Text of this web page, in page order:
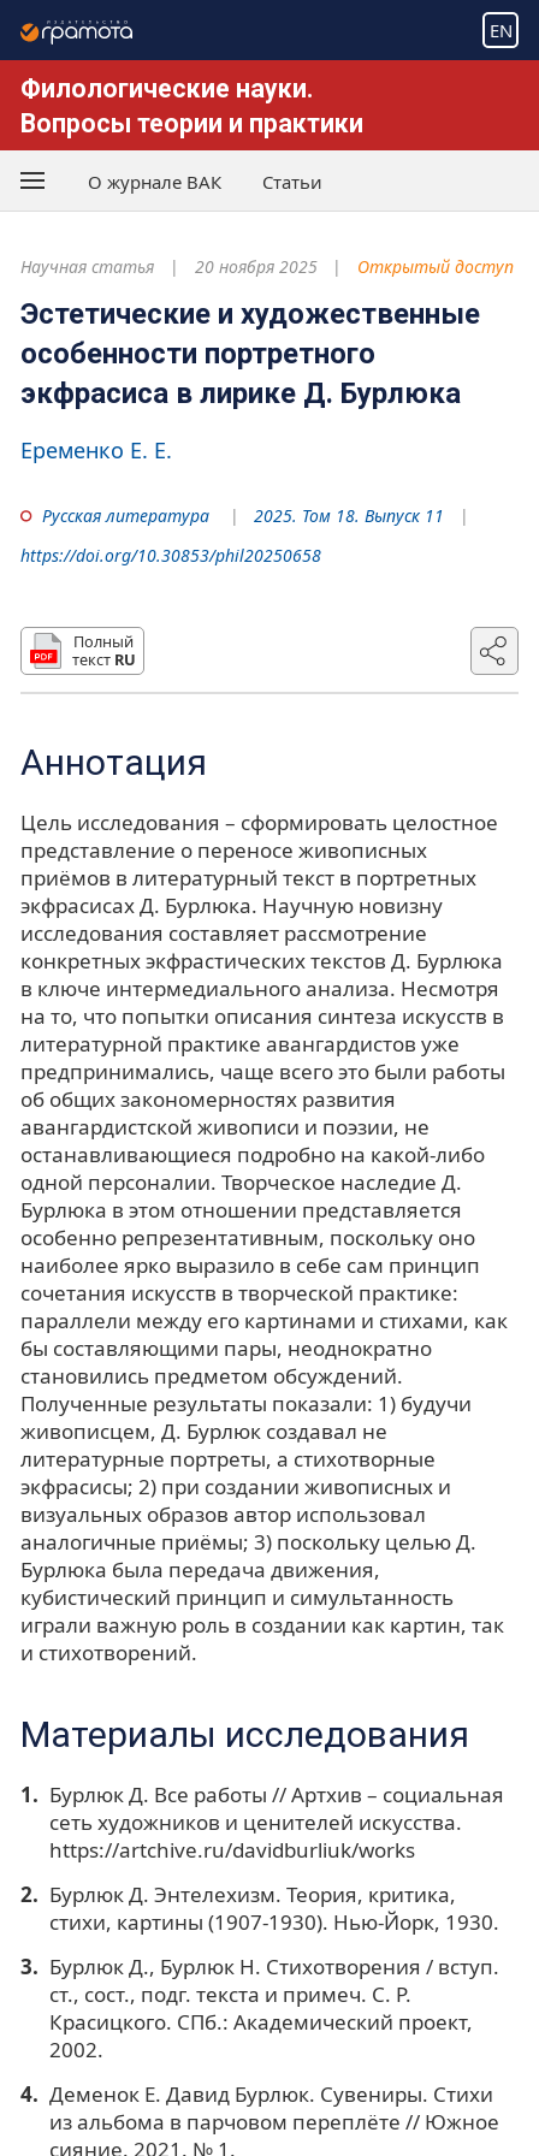
EN
Филологические науки.
Вопросы теории и практики
О журнале ВАК Статьи
Научная статья 20 ноября 2025 Открытый доступ
Эстетические и художественные
особенности портретного
экфрасиса в лирике Д. Бурлюка
Еременко Е. Е.
Русская литература
2025. Том 18. Выпуск 11
https://doi.org/10.30853/phil20250658
Полный
текст RU
Аннотация
Цель исследования – сформировать целостное
представление о переносе живописных
приёмов в литературный текст в портретных
экфрасисах Д. Бурлюка. Научную новизну
исследования составляет рассмотрение
конкретных экфрастических текстов Д. Бурлюка
в ключе интермедиального анализа. Несмотря
на то, что попытки описания синтеза искусств в
литературной практике авангардистов уже
предпринимались, чаще всего это были работы
об общих закономерностях развития
авангардистской живописи и поэзии, не
останавливающиеся подробно на какой-либо
одной персоналии. Творческое наследие Д.
Бурлюка в этом отношении представляется
особенно репрезентативным, поскольку оно
наиболее ярко выразило в себе сам принцип
сочетания искусств в творческой практике:
параллели между его картинами и стихами, как
бы составляющими пары, неоднократно
становились предметом обсуждений.
Полученные результаты показали: 1) будучи
живописцем, Д. Бурлюк создавал не
литературные портреты, а стихотворные
экфрасисы; 2) при создании живописных и
визуальных образов автор использовал
аналогичные приёмы; 3) поскольку целью Д.
Бурлюка была передача движения,
кубистический принцип и симультанность
играли важную роль в создании как картин, так
и стихотворений.
Материалы исследования
Бурлюк Д. Все работы // Артхив – социальная
сеть художников и ценителей искусства.
https://artchive.ru/davidburliuk/works
Бурлюк Д. Энтелехизм. Теория, критика,
стихи, картины (1907-1930). Нью-Йорк, 1930.
Бурлюк Д., Бурлюк Н. Стихотворения / вступ.
ст., сост., подг. текста и примеч. С. Р.
Красицкого. СПб.: Академический проект,
2002.
Деменок Е. Давид Бурлюк. Сувениры. Стихи
из альбома в парчовом переплёте // Южное
сияние. 2021. № 1.